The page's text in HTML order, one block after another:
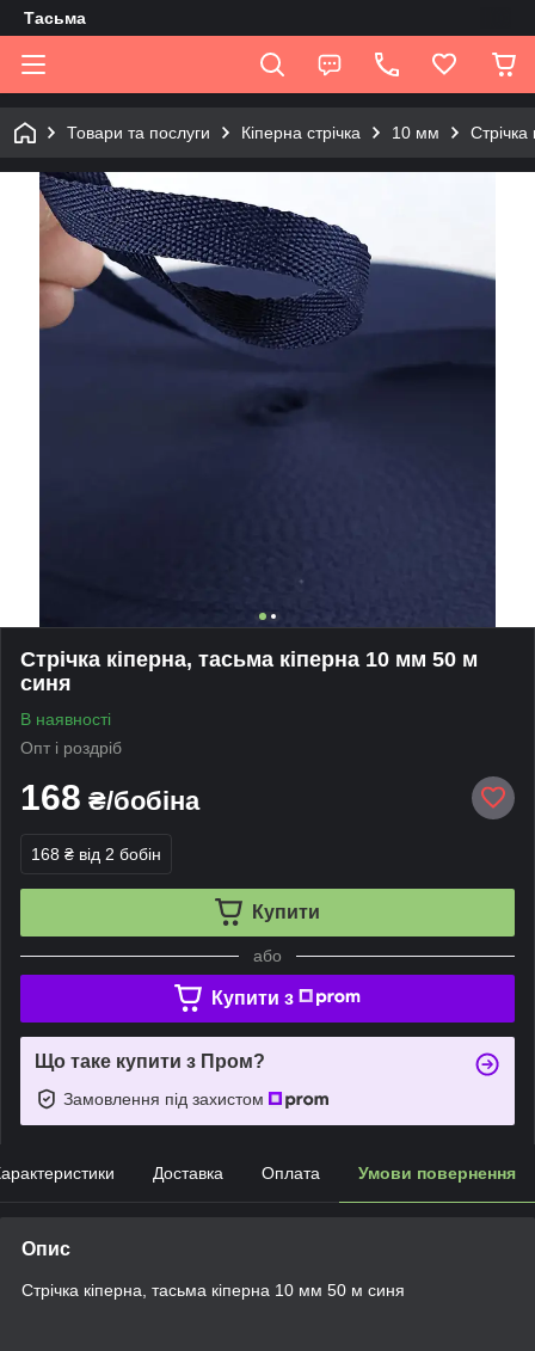
Tасьма
Товари та послуги Кіперна стрічка 10 мм
Стрічка кіперна, тасьма кіперна 10 мм 50 м
синя
В наявності
Опт і роздріб
168 ₴/бобіна
168 ₴ від 2 бобін
Купити
або
Купити з
Що таке купити з Пром?
Замовлення під захистом
Доставка Оплата Умови повернення
Опис
Стрічка кіперна, тасьма кіперна 10 мм 50 м синя